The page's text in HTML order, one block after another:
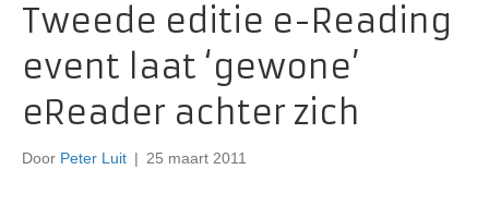
Tweede editie e-Reading
event laat ‘gewone’
eReader achter zich
Door Peter Luit | 25 maart 2011